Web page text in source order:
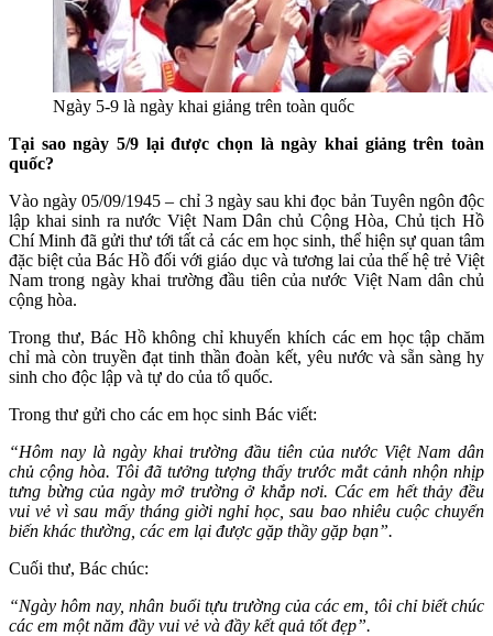
Ngày 5-9 là ngày khai giảng trên toàn quốc
Tại sao ngày 5/9 lại được chọn là ngày khai giảng trên toàn
quốc?
Vào ngày 05/09/1945 – chỉ 3 ngày sau khi đọc bản Tuyên ngôn độc
lập khai sinh ra nước Việt Nam Dân chủ Cộng Hòa, Chủ tịch Hồ
Chí Minh đã gửi thư tới tất cả các em học sinh, thể hiện sự quan tâm
đặc biệt của Bác Hồ đối với giáo dục và tương lai của thế hệ trẻ Việt
Nam trong ngày khai trường đầu tiên của nước Việt Nam dân chủ
cộng hòa.
Trong thư, Bác Hồ không chỉ khuyến khích các em học tập chăm
chỉ mà còn truyền đạt tinh thần đoàn kết, yêu nước và sẵn sàng hy
sinh cho độc lập và tự do của tổ quốc.
Trong thư gửi cho các em học sinh Bác viết:
“Hôm nay là ngày khai trường đầu tiên của nước Việt Nam dân
chủ cộng hòa. Tôi đã tưởng tượng thấy trước mắt cảnh nhộn nhịp
tưng bừng của ngày mở trường ở khắp nơi. Các em hết thảy đều
vui vẻ vì sau mấy tháng giời nghỉ học, sau bao nhiêu cuộc chuyển
biến khác thường, các em lại được gặp thầy gặp bạn”.
Cuối thư, Bác chúc:
“Ngày hôm nay, nhân buổi tựu trường của các em, tôi chỉ biết chúc
các em một năm đầy vui vẻ và đầy kết quả tốt đẹp”.